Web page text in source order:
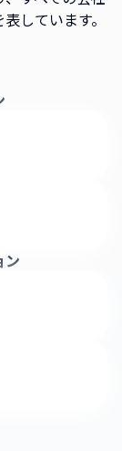
しています。
ン